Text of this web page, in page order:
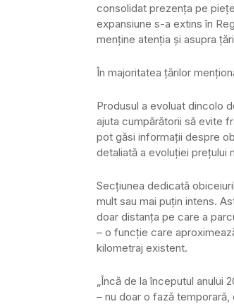
consolidat prezența pe
expansiune s-a extins în
menține atenția și asupra
În majoritatea țărilor
Produsul a evoluat dincolo
ajuta cumpărătorii să evite
pot găsi informații despre
detaliată a evoluției prețului
Secțiunea dedicată
mult sau mai puțin intens.
doar distanța pe care a
– o funcție care
kilometraj existent.
„Încă de la începutul anului
– nu doar o fază